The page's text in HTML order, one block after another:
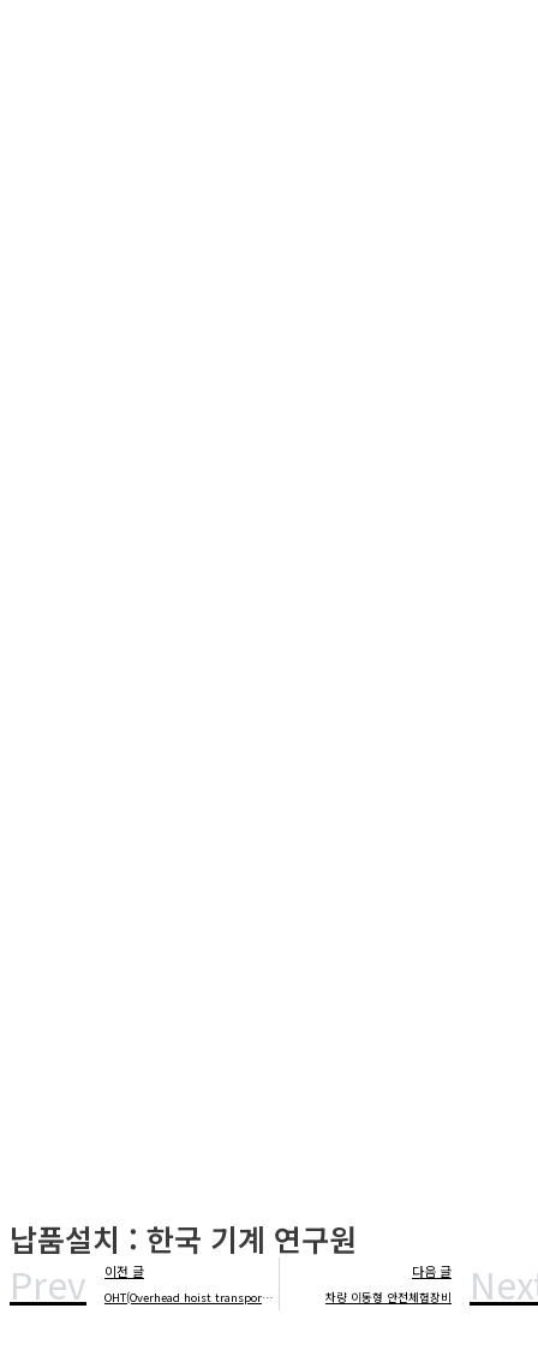
납품설치 : 한국 기계 연구원
Prev 이전 글
OHT(Overhead hoist transport) 장비 디지털 트윈
다음 글
차량 이동형 안전체험장비